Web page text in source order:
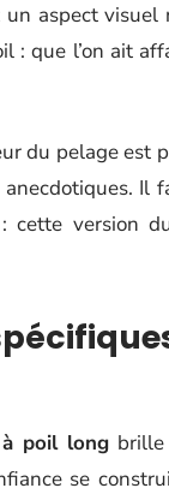
aspect visuel
: que l’on ait
du pelage est
Il
cette version
poil long
se